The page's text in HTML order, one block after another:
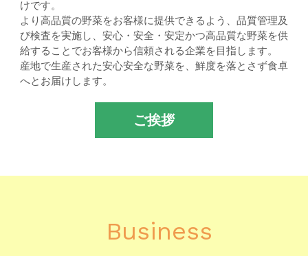
けです。
より高品質の野菜をお客様に提供できるよう、品質管理及
び検査を実施し、安心・安全・安定かつ高品質な野菜を供
給することでお客様から信頼される企業を目指します。
産地で生産された安心安全な野菜を、鮮度を落とさず食卓
へとお届けします。
ご挨拶
Business